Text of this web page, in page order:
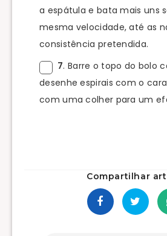
a espátula e bata mais uns
mesma velocidade, até as
consistência pretendida.
7. Barre o topo do bolo
desenhe espirais com o
com uma colher para um
Compartilhar